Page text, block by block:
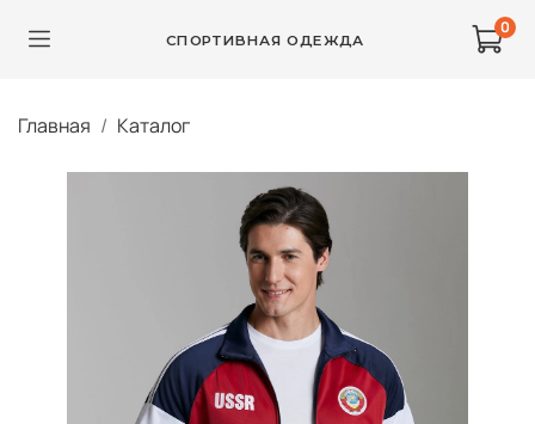
СПОРТИВНАЯ ОДЕЖДА
0
Главная Каталог